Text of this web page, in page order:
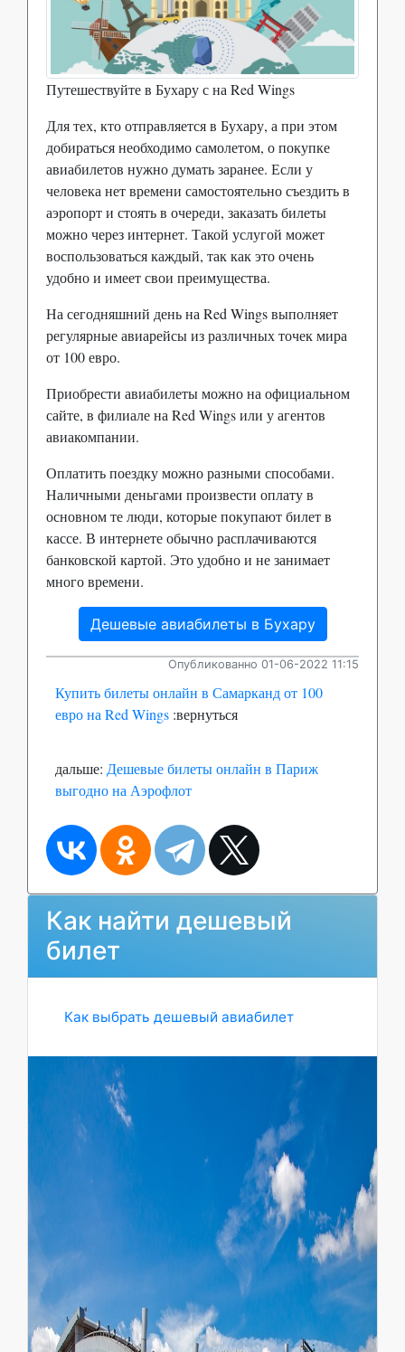
Путешествуйте в Бухару с на Red Wings
Для тех, кто отправляется в Бухару, а при этом
добираться необходимо самолетом, о покупке
авиабилетов нужно думать заранее. Если у
человека нет времени самостоятельно съездить в
аэропорт и стоять в очереди, заказать билеты
можно через интернет. Такой услугой может
воспользоваться каждый, так как это очень
удобно и имеет свои преимущества.
На сегодняшний день на Red Wings выполняет
регулярные авиарейсы из различных точек мира
от 100 евро.
Приобрести авиабилеты можно на официальном
сайте, в филиале на Red Wings или у агентов
авиакомпании.
Оплатить поездку можно разными способами.
Наличными деньгами произвести оплату в
основном те люди, которые покупают билет в
кассе. В интернете обычно расплачиваются
банковской картой. Это удобно и не занимает
много времени.
Дешевые авиабилеты в Бухару
Опубликованно 01-06-2022 11:15
Купить билеты онлайн в Самарканд от 100
евро на Red Wings :вернуться
дальше: Дешевые билеты онлайн в Париж
выгодно на Аэрофлот
Как найти дешевый
билет
Как выбрать дешевый авиабилет